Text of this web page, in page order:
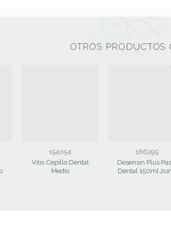
OTROS
154054
Vitis Cepillo Dental
Medio
166295
Desensin Plus
Dental 150ml